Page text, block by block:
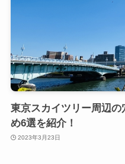
東京スカイツリー周辺
め6選を紹介！
2023年3月23日